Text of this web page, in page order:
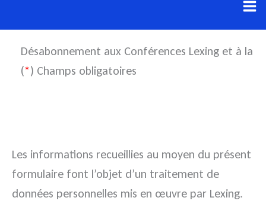
au
contenuDésabonnement aux Conférences Lexing et à la
(*) Champs obligatoires
Les informations recueillies au moyen du présent
formulaire font l’objet d’un traitement de
données personnelles mis en œuvre par Lexing.